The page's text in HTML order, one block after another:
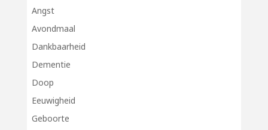
Angst
Avondmaal
Dankbaarheid
Dementie
Doop
Eeuwigheid
Geboorte